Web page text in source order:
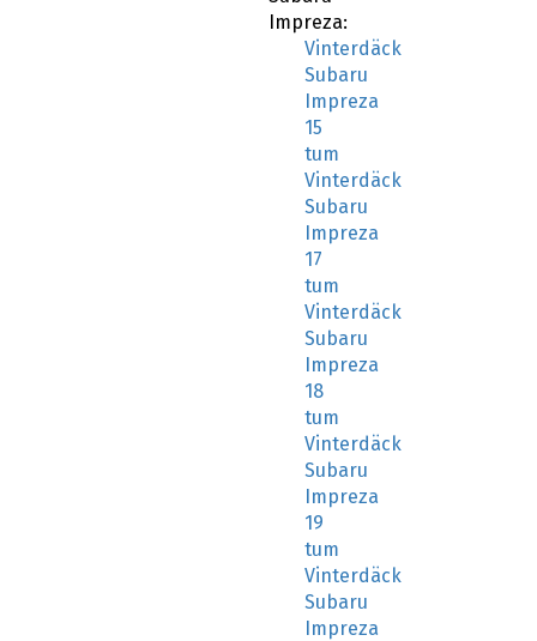
Impreza:
Vinterdäck
Subaru
Impreza
15
tum
Vinterdäck
Subaru
Impreza
17
tum
Vinterdäck
Subaru
Impreza
18
tum
Vinterdäck
Subaru
Impreza
19
tum
Vinterdäck
Subaru
Impreza